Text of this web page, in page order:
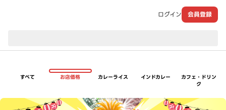
ログイン 会員登録
すべて お店価格 カレーライス インドカレー
カフェ・ドリン
ク
超ゴイゴイヤスー夏祭